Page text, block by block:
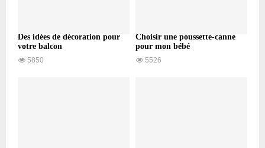
Des idées de décoration pour
votre balcon
5850
Choisir une poussette-canne
pour mon bébé
5526